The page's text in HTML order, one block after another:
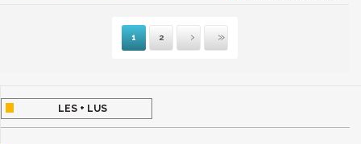
1 2
Suivante
Dernière
LES + LUS